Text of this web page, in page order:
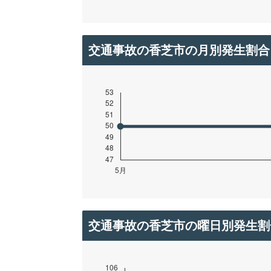
交通事故の香芝市の月別発生割合
交通事故の香芝市の曜日別発生